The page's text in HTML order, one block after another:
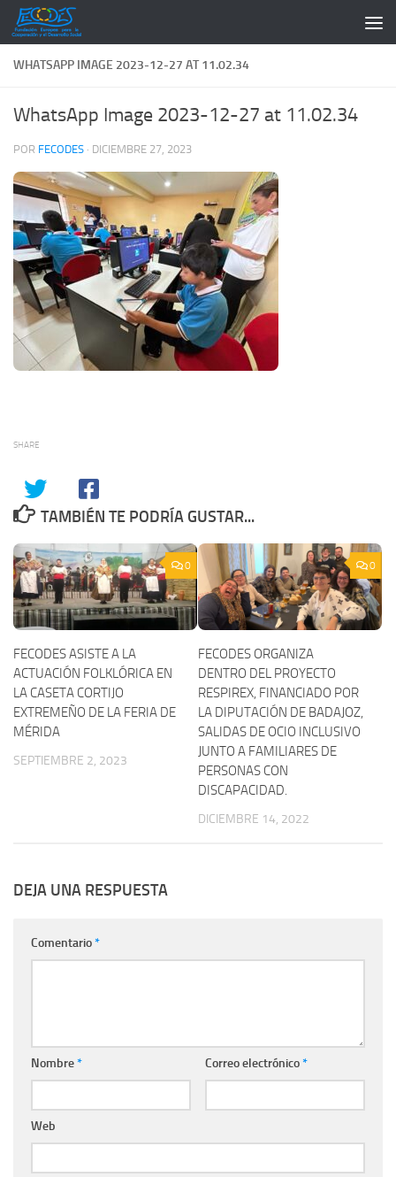
Saltar al contenido
WHATSAPP IMAGE 2023-12-27 AT 11.02.34
WhatsApp Image 2023-12-27 at 11.02.34
POR FECODES · DICIEMBRE 27, 2023
SHARE
TAMBIÉN TE PODRÍA GUSTAR...
0
FECODES ASISTE A LA
ACTUACIÓN FOLKLÓRICA EN
LA CASETA CORTIJO
EXTREMEÑO DE LA FERIA DE
MÉRIDA
SEPTIEMBRE 2, 2023
0
FECODES ORGANIZA
DENTRO DEL PROYECTO
RESPIREX, FINANCIADO POR
LA DIPUTACIÓN DE BADAJOZ,
SALIDAS DE OCIO INCLUSIVO
JUNTO A FAMILIARES DE
PERSONAS CON
DISCAPACIDAD.
DICIEMBRE 14, 2022
DEJA UNA RESPUESTA
Comentario*
Nombre* Correo electrónico*
Web